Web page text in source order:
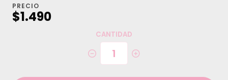
PRECIO
$1.490
CANTIDAD